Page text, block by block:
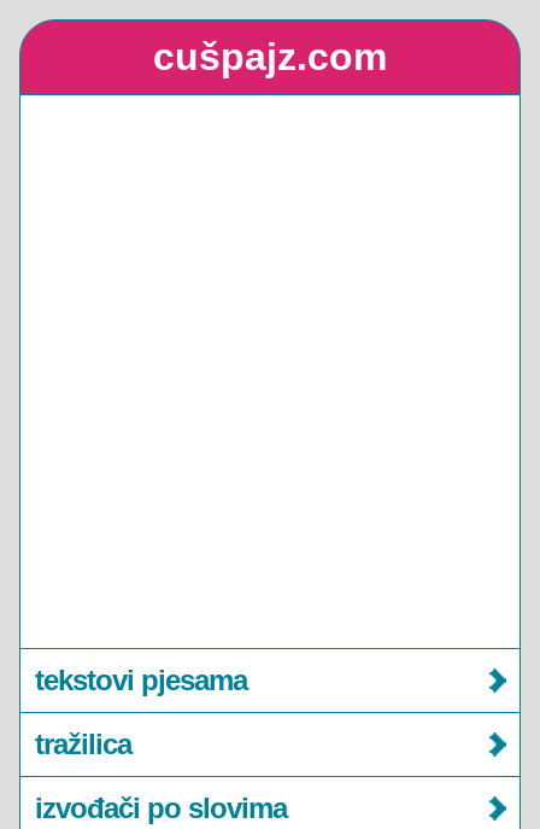
cušpajz.com
tekstovi pjesama
tražilica
izvođači po slovima